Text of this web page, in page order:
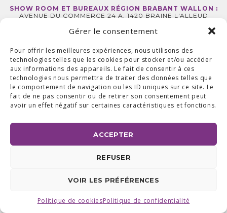
Gérer le consentement
Pour offrir les meilleures expériences, nous utilisons des
technologies telles que les cookies pour stocker et/ou accéder
aux informations des appareils. Le fait de consentir à ces
technologies nous permettra de traiter des données telles que
le comportement de navigation ou les ID uniques sur ce site. Le
fait de ne pas consentir ou de retirer son consentement peut
avoir un effet négatif sur certaines caractéristiques et fonctions.
ACCEPTER
REFUSER
VOIR LES PRÉFÉRENCES
Politique de cookiesPolitique de confidentialité
SHOW ROOM ET BUREAUX RÉGION BRABANT WALLON :
AVENUE DU COMMERCE 24 A, 1420 BRAINE L'ALLEUD
4430 ANS TEL +32 (0) 2 387 43 32 | FAX +32 (0) 2 663 70 09
©2025 ALL ACCESS | POLITIQUE DE CONFIDENTIALITÉ
|